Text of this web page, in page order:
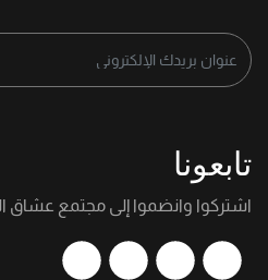
تابعونا
اشتركوا وانضموا إلى مجتمع عشاق